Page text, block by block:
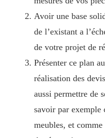
Avoir une base
de l’existant a
de votre projet de
Présenter ce plan
réalisation des
aussi permettre de
savoir par exemple
meubles, et